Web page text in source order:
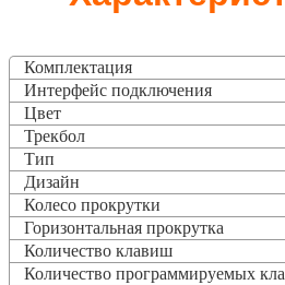
Комплектация
Интерфейс подключения
Цвет
Трекбол
Тип
Дизайн
Колесо прокрутки
Горизонтальная прокрутка
Количество клавиш
Количество программируемых